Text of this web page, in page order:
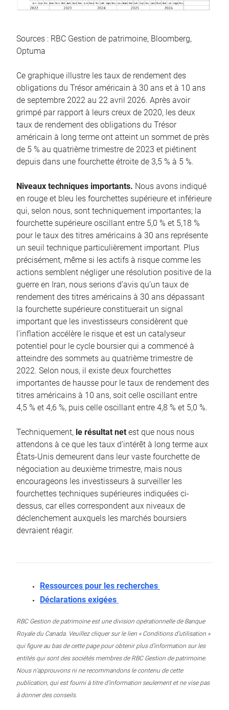
Sources : RBC Gestion de patrimoine, Bloomberg,
Optuma
Ce graphique illustre les taux de rendement des
obligations du Trésor américain à 30 ans et à 10 ans
de septembre 2022 au 22 avril 2026. Après avoir
grimpé par rapport à leurs creux de 2020, les deux
taux de rendement des obligations du Trésor
américain à long terme ont atteint un sommet de près
de 5 % au quatrième trimestre de 2023 et piétinent
depuis dans une fourchette étroite de 3,5 % à 5 %.
Niveaux techniques importants. Nous avons indiqué
en rouge et bleu les fourchettes supérieure et inférieure
qui, selon nous, sont techniquement importantes; la
fourchette supérieure oscillant entre 5,0 % et 5,18 %
pour le taux des titres américains à 30 ans représente
un seuil technique particulièrement important. Plus
précisément, même si les actifs à risque comme les
actions semblent négliger une résolution positive de la
guerre en Iran, nous serions d’avis qu’un taux de
rendement des titres américains à 30 ans dépassant
la fourchette supérieure constituerait un signal
important que les investisseurs considèrent que
l’inflation accélère le risque et est un catalyseur
potentiel pour le cycle boursier qui a commencé à
atteindre des sommets au quatrième trimestre de
2022. Selon nous, il existe deux fourchettes
importantes de hausse pour le taux de rendement des
titres américains à 10 ans, soit celle oscillant entre
4,5 % et 4,6 %, puis celle oscillant entre 4,8 % et 5,0 %.
Techniquement, le résultat net est que nous nous
attendons à ce que les taux d’intérêt à long terme aux
États-Unis demeurent dans leur vaste fourchette de
négociation au deuxième trimestre, mais nous
encourageons les investisseurs à surveiller les
fourchettes techniques supérieures indiquées ci-
dessus, car elles correspondent aux niveaux de
déclenchement auxquels les marchés boursiers
devraient réagir.
Ressources pour les recherches
Déclarations exigées
RBC Gestion de patrimoine est une division opérationnelle de Banque
Royale du Canada. Veuillez cliquer sur le lien « Conditions d’utilisation »
qui figure au bas de cette page pour obtenir plus d’information sur les
entités qui sont des sociétés membres de RBC Gestion de patrimoine.
Nous n’approuvons ni ne recommandons le contenu de cette
publication, qui est fourni à titre d’information seulement et ne vise pas
à donner des conseils.